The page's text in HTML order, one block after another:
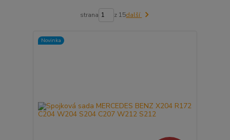
strana z 15další
Novinka